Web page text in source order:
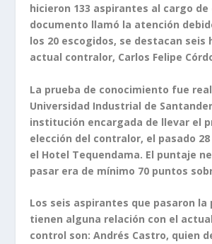
hicieron 133 aspirantes al cargo de
documento llamó la atención
los 20 escogidos, se destacan seis
actual contralor, Carlos Felipe
La prueba de conocimiento fue
Universidad Industrial de Santander
institución encargada de llevar el
elección del contralor, el pasado
el Hotel Tequendama. El puntaje
pasar era de mínimo 70 puntos
Los seis aspirantes que pasaron la
tienen alguna relación con el
control son: Andrés Castro, quien